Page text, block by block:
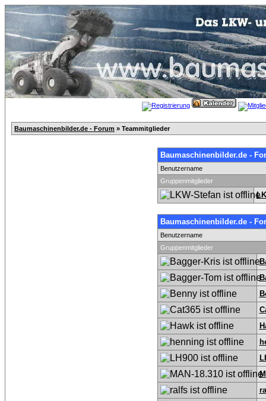
Baumaschinenbilder.de - Forum » Teammitglieder
Baumaschinenbilder.de -
Benutzername
Gruppenmitglieder
Baumaschinenbilder.de -
Benutzername
Gruppenmitglieder